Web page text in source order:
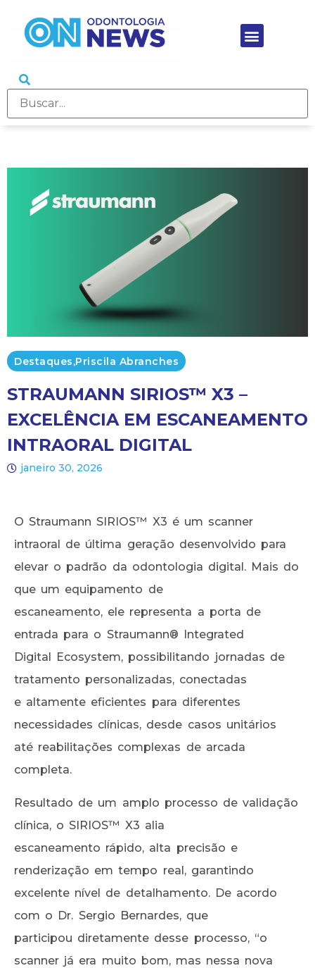
Destaques,Priscila Abranches​
STRAUMANN SIRIOS™ X3 –
EXCELÊNCIA EM ESCANEAMENTO
INTRAORAL DIGITAL
janeiro 30, 2026
O Straumann SIRIOS™ X3 é um scanner
intraoral de última geração desenvolvido para
elevar o padrão da odontologia digital. Mais do
que um equipamento de
escaneamento, ele representa a porta de
entrada para o Straumann® Integrated
Digital Ecosystem, possibilitando jornadas de
tratamento personalizadas, conectadas
e altamente eficientes para diferentes
necessidades clínicas, desde casos unitários
até reabilitações complexas de arcada
completa.
Resultado de um amplo processo de validação
clínica, o SIRIOS™ X3 alia
escaneamento rápido, alta precisão e
renderização em tempo real, garantindo
excelente nível de detalhamento. De acordo
com o Dr. Sergio Bernardes, que
participou diretamente desse processo, “o
scanner já era muito bom, mas nessa nova